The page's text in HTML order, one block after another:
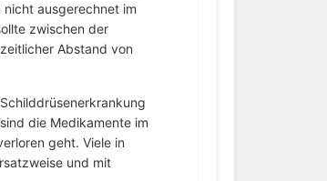
ausgerechnet im
zwischen der
Abstand von
die Medikamente im
geht. Viele in
und mit